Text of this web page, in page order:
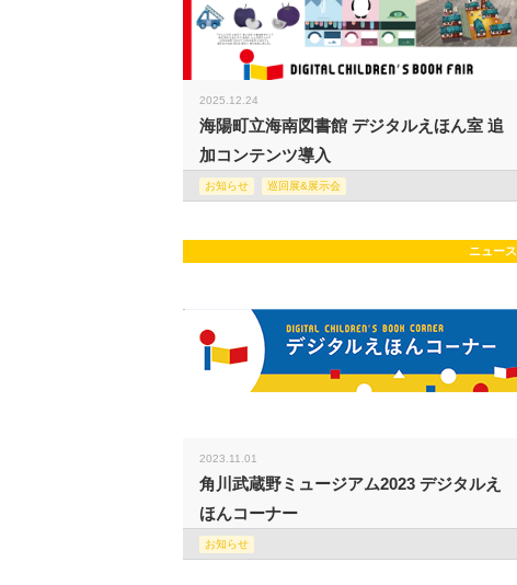
2025.12.24
海陽町立海南図書館 デジタルえほん室 追
加コンテンツ導入
お知らせ 巡回展&展示会
ニュース
2023.11.01
角川武蔵野ミュージアム2023 デジタルえ
ほんコーナー
お知らせ